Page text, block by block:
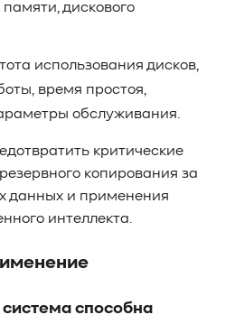
дискового
использования дисков,
время простоя,
обслуживания.
критические
копирования за
данных и применения
интеллекта.
способна